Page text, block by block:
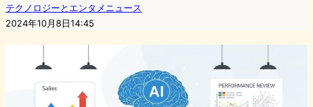
テクノロジーとエンタメニュース
2024年10月8日14:45